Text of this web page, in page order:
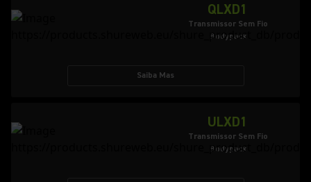
QLXD1
Transmissor Sem Fio
Bodypack
Saiba Mas
ULXD1
Transmissor Sem Fio
Bodypack